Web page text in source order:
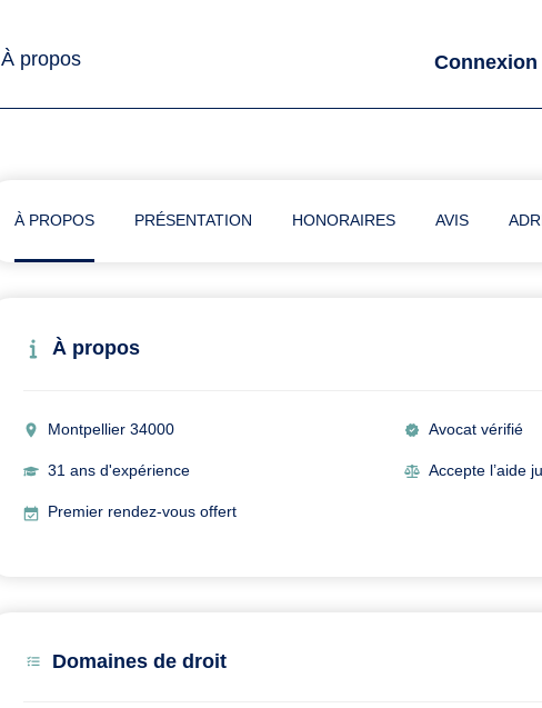
À propos Connexion
À PROPOS PRÉSENTATION HONORAIRES AVIS
À propos
Montpellier 34000 Avocat vérifié
31 ans d'expérience Accepte l’aide
Premier rendez-vous offert
Domaines de droit